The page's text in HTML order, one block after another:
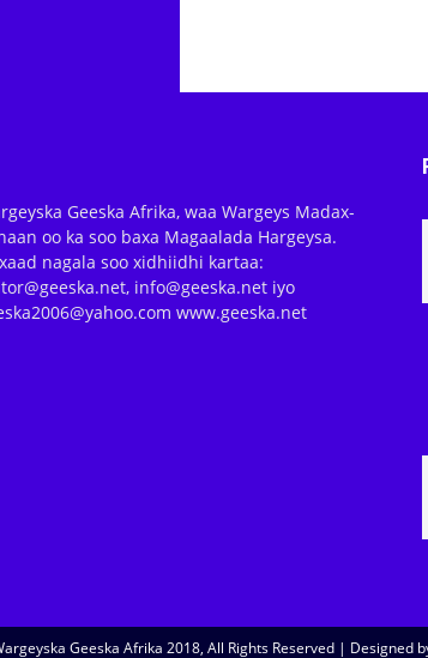
Geeska Afrika, waa Wargeys Madax-
oo ka soo baxa Magaalada Hargeysa.
nagala soo xidhiidhi kartaa:
info@geeska.net iyo
www.geeska.net
Geeska Afrika 2018, All Rights Reserved | Designed